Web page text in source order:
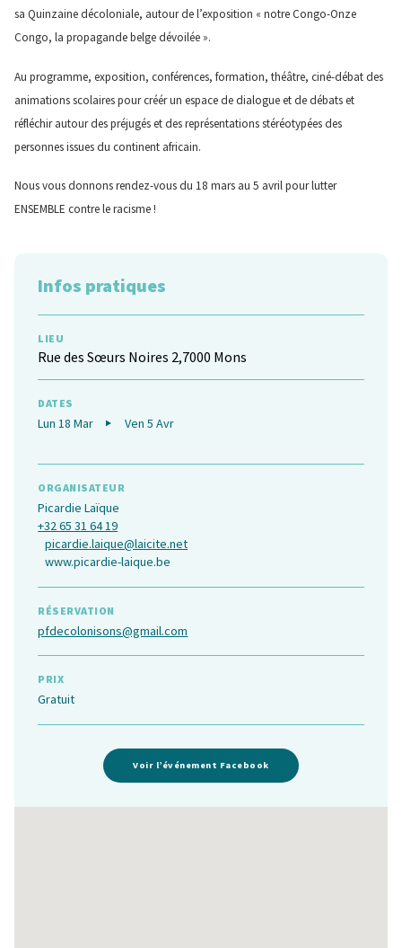
sa Quinzaine décoloniale, autour de l’exposition « notre Congo-Onze
Congo, la propagande belge dévoilée ».
Au programme, exposition, conférences, formation, théâtre, ciné-débat des
animations scolaires pour créér un espace de dialogue et de débats et
réfléchir autour des préjugés et des représentations stéréotypées des
personnes issues du continent africain.
Nous vous donnons rendez-vous du 18 mars au 5 avril pour lutter
ENSEMBLE contre le racisme !
Infos pratiques
LIEU
Rue des Sœurs Noires 2,7000 Mons
DATES
Lun 18 Mar Ven 5 Avr
ORGANISATEUR
Picardie Laïque
+32 65 31 64 19
picardie.laique@laicite.net
www.picardie-laique.be
RÉSERVATION
pfdecolonisons@gmail.com
PRIX
Gratuit
Voir l’événement Facebook